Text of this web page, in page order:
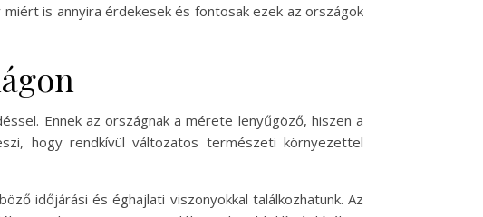
is annyira érdekesek és fontosak ezek az országok
Ennek az országnak a mérete lenyűgöző, hiszen a
hogy rendkívül változatos természeti környezettel
időjárási és éghajlati viszonyokkal találkozhatunk. Az